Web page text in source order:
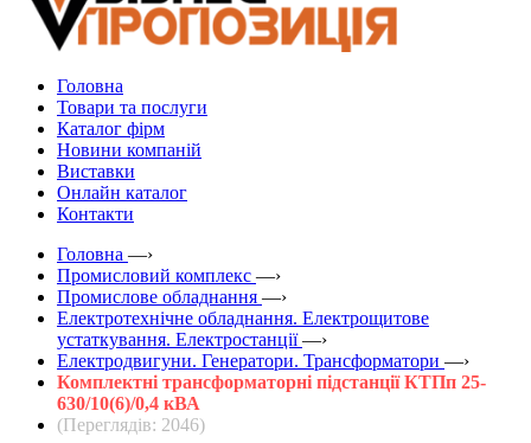
Головна
Товари та послуги
Каталог фірм
Новини компаній
Виставки
Онлайн каталог
Контакти
Головна —›
Промисловий комплекс —›
Промислове обладнання —›
Електротехнічне обладнання. Електрощитове
устаткування. Електростанції —›
Електродвигуни. Генератори. Трансформатори —›
Комплектні трансформаторні підстанції КТПп 25-
630/10(6)/0,4 кВА
(Переглядів: 2046)